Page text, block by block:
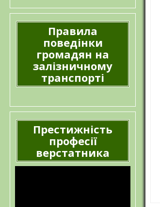
Правила
поведінки
громадян на
залізничному
транспорті
Престижність
професії
верстатника